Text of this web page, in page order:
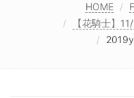
HOME
【花騎士】